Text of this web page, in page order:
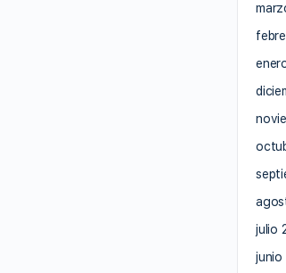
julio
junio